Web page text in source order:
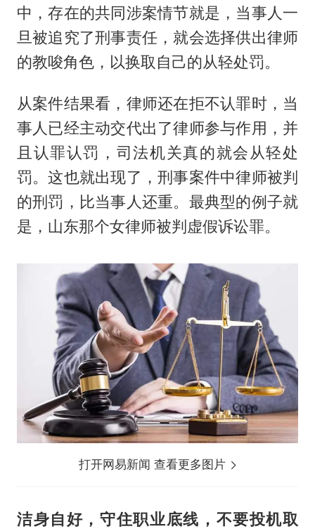
中，存在的共同涉案情节就是，当事人一
旦被追究了刑事责任，就会选择供出律师
的教唆角色，以换取自己的从轻处罚。
从案件结果看，律师还在拒不认罪时，当
事人已经主动交代出了律师参与作用，并
且认罪认罚，司法机关真的就会从轻处
罚。这也就出现了，刑事案件中律师被判
的刑罚，比当事人还重。最典型的例子就
是，山东那个女律师被判虚假诉讼罪。
打开网易新闻 查看更多图片
洁身自好，守住职业底线，不要投机取